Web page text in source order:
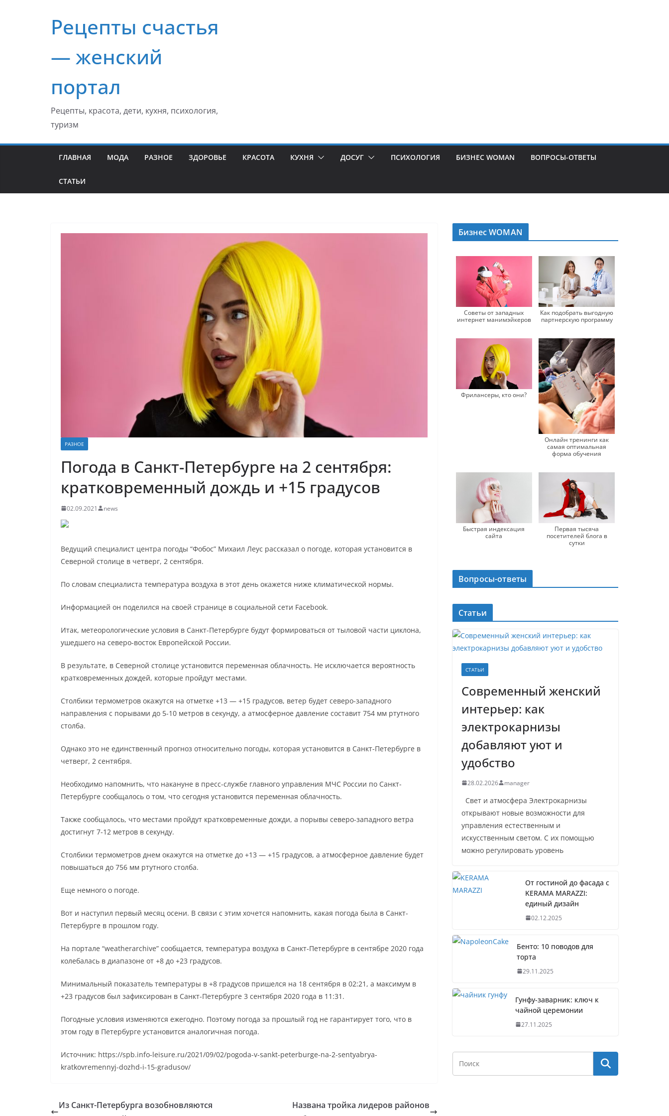
содержимомуРецепты счастья
— женский
портал
Рецепты, красота, дети, кухня, психология,
туризм
ГЛАВНАЯ МОДА РАЗНОЕ ЗДОРОВЬЕ КРАСОТА КУХНЯ ДОСУГ ПСИХОЛОГИЯ БИЗНЕС WOMAN ВОПРОСЫ-ОТВЕТЫ
СТАТЬИ
РАЗНОЕ
Погода в Санкт-Петербурге на 2 сентября:
кратковременный дождь и +15 градусов
02.09.2021 news
Ведущий специалист центра погоды “Фобос” Михаил Леус рассказал о погоде, которая установится в
Северной столице в четверг, 2 сентября.
По словам специалиста температура воздуха в этот день окажется ниже климатической нормы.
Информацией он поделился на своей странице в социальной сети Facebook.
Итак, метеорологические условия в Санкт-Петербурге будут формироваться от тыловой части циклона,
ушедшего на северо-восток Европейской России.
В результате, в Северной столице установится переменная облачность. Не исключается вероятность
кратковременных дождей, которые пройдут местами.
Столбики термометров окажутся на отметке +13 — +15 градусов, ветер будет северо-западного
направления с порывами до 5-10 метров в секунду, а атмосферное давление составит 754 мм ртутного
столба.
Однако это не единственный прогноз относительно погоды, которая установится в Санкт-Петербурге в
четверг, 2 сентября.
Необходимо напомнить, что накануне в пресс-службе главного управления МЧС России по Санкт-
Петербурге сообщалось о том, что сегодня установится переменная облачность.
Также сообщалось, что местами пройдут кратковременные дожди, а порывы северо-западного ветра
достигнут 7-12 метров в секунду.
Столбики термометров днем окажутся на отметке до +13 — +15 градусов, а атмосферное давление будет
повышаться до 756 мм ртутного столба.
Еще немного о погоде.
Вот и наступил первый месяц осени. В связи с этим хочется напомнить, какая погода была в Санкт-
Петербурге в прошлом году.
На портале “weatherarchive” сообщается, температура воздуха в Санкт-Петербурге в сентябре 2020 года
колебалась в диапазоне от +8 до +23 градусов.
Минимальный показатель температуры в +8 градусов пришелся на 18 сентября в 02:21, а максимум в
+23 градусов был зафиксирован в Санкт-Петербурге 3 сентября 2020 года в 11:31.
Погодные условия изменяются ежегодно. Поэтому погода за прошлый год не гарантирует того, что в
этом году в Петербурге установится аналогичная погода.
Источник: https://spb.info-leisure.ru/2021/09/02/pogoda-v-sankt-peterburge-na-2-sentyabrya-
kratkovremennyj-dozhd-i-15-gradusov/
Из Санкт-Петербурга возобновляются
Названа тройка лидеров районов
Бизнес WOMAN
Советы от западных
интернет манимэйкеров
Как подобрать выгодную
партнерскую программу
Фрилансеры, кто они?
Онлайн тренинги как
самая оптимальная
форма обучения
Быстрая индексация
сайта
Первая тысяча
посетителей блога в
сутки
Вопросы-ответы
Статьи
СТАТЬИ
Современный женский
интерьер: как
электрокарнизы
добавляют уют и
удобство
28.02.2026 manager
Свет и атмосфера Электрокарнизы
открывают новые возможности для
управления естественным и
искусственным светом. С их помощью
можно регулировать уровень
От гостиной до фасада с
KERAMA MARAZZI:
единый дизайн
02.12.2025
Бенто: 10 поводов для
торта
29.11.2025
Гунфу-заварник: ключ к
чайной церемонии
27.11.2025